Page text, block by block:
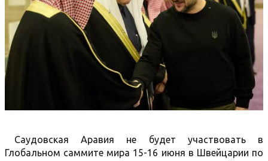
Саудовская Аравия не будет участвовать в
Глобальном саммите мира 15-16 июня в Швейцарии по